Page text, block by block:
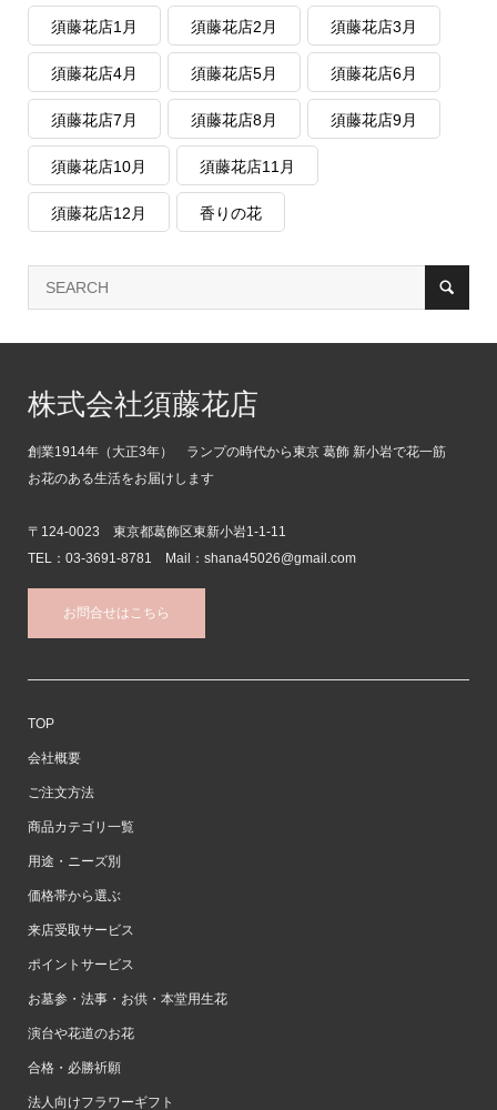
須藤花店1月 須藤花店2月 須藤花店3月
須藤花店4月 須藤花店5月 須藤花店6月
須藤花店7月 須藤花店8月 須藤花店9月
須藤花店10月 須藤花店11月
須藤花店12月 香りの花
株式会社須藤花店
創業1914年（大正3年） ランプの時代から東京 葛飾 新小岩で花一筋
お花のある生活をお届けします
〒124-0023 東京都葛飾区東新小岩1-1-11
TEL：03-3691-8781 Mail：shana45026@gmail.com
お問合せはこちら
TOP
会社概要
ご注文方法
商品カテゴリ一覧
用途・ニーズ別
価格帯から選ぶ
来店受取サービス
ポイントサービス
お墓参・法事・お供・本堂用生花
演台や花道のお花
合格・必勝祈願
法人向けフラワーギフト